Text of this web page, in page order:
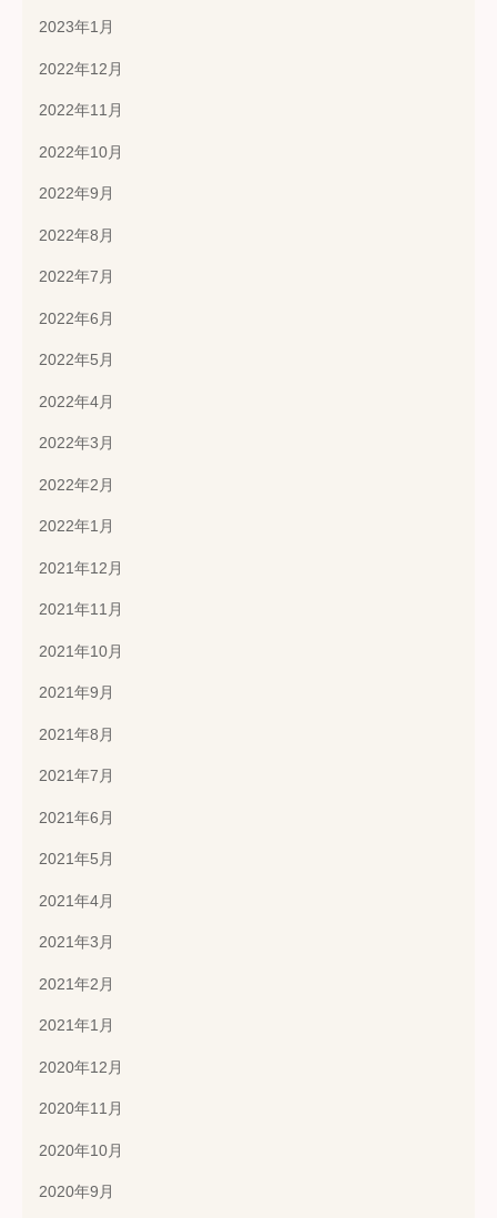
2023年1月
2022年12月
2022年11月
2022年10月
2022年9月
2022年8月
2022年7月
2022年6月
2022年5月
2022年4月
2022年3月
2022年2月
2022年1月
2021年12月
2021年11月
2021年10月
2021年9月
2021年8月
2021年7月
2021年6月
2021年5月
2021年4月
2021年3月
2021年2月
2021年1月
2020年12月
2020年11月
2020年10月
2020年9月